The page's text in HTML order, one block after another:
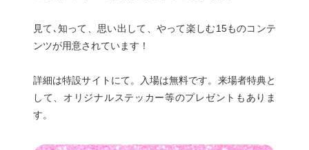
見て､知って、思い出して、やって楽しむ15ものコンテ
ンツが用意されています！
詳細は特設サイトにて。入場は無料です。来場者特典と
して、オリジナルステッカー等のプレゼントもありま
す。